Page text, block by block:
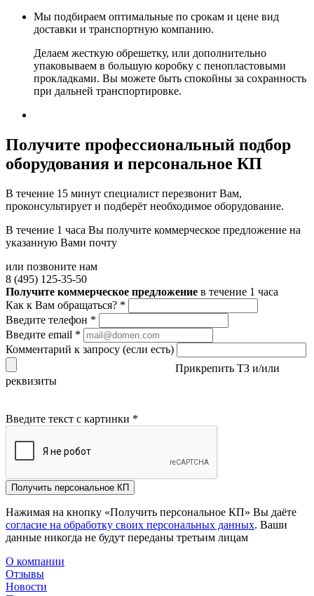
Мы подбираем оптимальные по срокам и цене вид
доставки и транспортную компанию.
Делаем жесткую обрешетку, или дополнительно
упаковываем в большую коробку с пенопластовыми
прокладками. Вы можете быть спокойны за сохранность
при дальней транспортировке.
Получите профессиональный подбор
оборудования и персональное КП
В течение 15 минут специалист перезвонит Вам,
проконсультирует и подберёт необходимое оборудование.
В течение 1 часа Вы получите коммерческое предложение на
указанную Вами почту
или позвоните нам
8 (495) 125-35-50
Получите коммерческое предложение в течение 1 часа
Как к Вам обращаться? *
Введите телефон *
Введите email *
Комментарий к запросу (если есть)
Прикрепить ТЗ и/или
реквизиты
Введите текст с картинки *
Получить персональное КП
Нажимая на кнопку «Получить персональное КП» Вы даёте
согласие на обработку своих персональных данных. Ваши
данные никогда не будут переданы третьим лицам
О компании
Отзывы
Новости